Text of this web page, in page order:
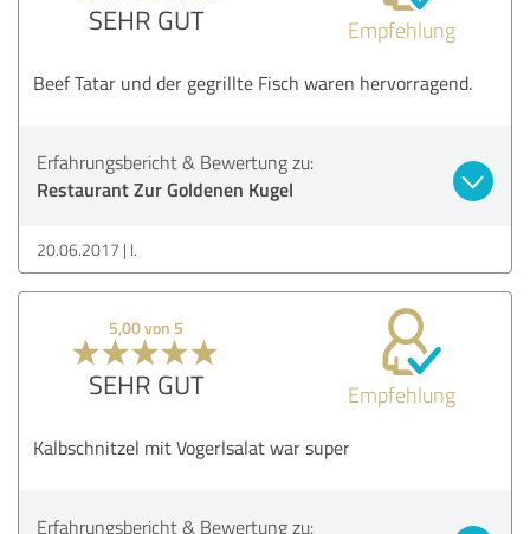
SEHR GUT Empfehlung
Beef Tatar und der gegrillte Fisch waren hervorragend.
Erfahrungsbericht & Bewertung zu:
Restaurant Zur Goldenen Kugel
20.06.2017 I.
5,00 von 5
SEHR GUT Empfehlung
Kalbschnitzel mit Vogerlsalat war super
Erfahrungsbericht & Bewertung zu: